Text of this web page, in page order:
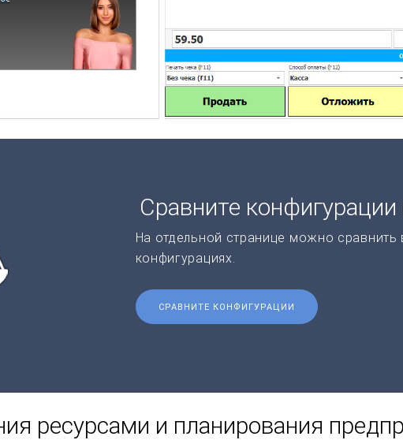
Сравните
На отдельной странице можно
конфигурациях.
СРАВНИТЕ КОНФИГУРАЦИИ
ресурсами и планирования